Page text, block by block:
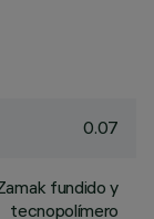
0.07
fundido y
tecnopolímero